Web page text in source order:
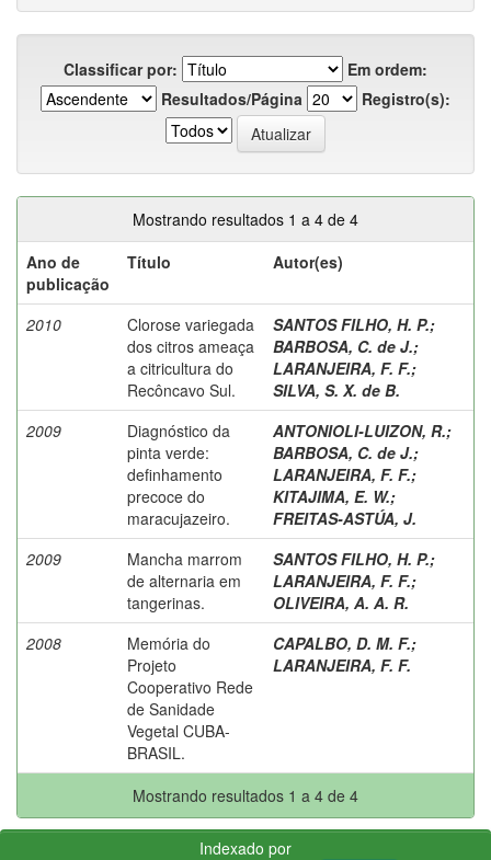
Classificar por:
Em ordem:
Resultados/Página
Registro(s):
Mostrando resultados 1 a 4 de 4
Ano de
publicação
Título Autor(es)
2010
Clorose variegada
dos citros ameaça
a citricultura do
Recôncavo Sul.
SANTOS FILHO, H. P.;
BARBOSA, C. de J.;
LARANJEIRA, F. F.;
SILVA, S. X. de B.
2009
Diagnóstico da
pinta verde:
definhamento
precoce do
maracujazeiro.
ANTONIOLI-LUIZON, R.;
BARBOSA, C. de J.;
LARANJEIRA, F. F.;
KITAJIMA, E. W.;
FREITAS-ASTÚA, J.
2009
Mancha marrom
de alternaria em
tangerinas.
SANTOS FILHO, H. P.;
LARANJEIRA, F. F.;
OLIVEIRA, A. A. R.
2008
Memória do
Projeto
Cooperativo Rede
de Sanidade
Vegetal CUBA-
BRASIL.
CAPALBO, D. M. F.;
LARANJEIRA, F. F.
Mostrando resultados 1 a 4 de 4
Indexado por